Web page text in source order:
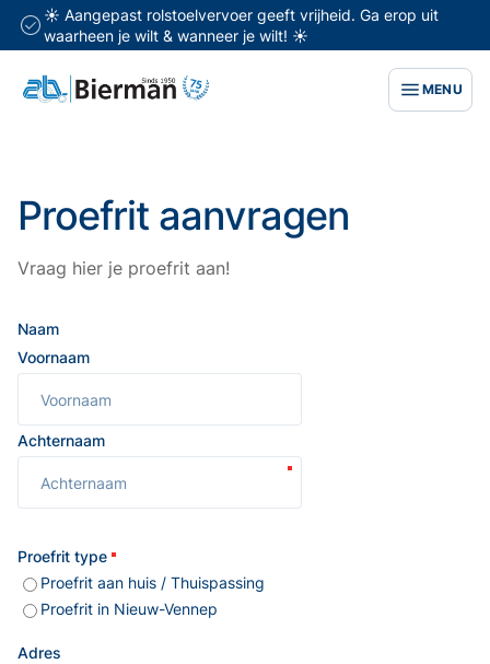
☀️ Aangepast rolstoelvervoer geeft vrijheid. Ga erop uit
waarheen je wilt & wanneer je wilt! ☀️
MENU
Proefrit aanvragen
Vraag hier je proefrit aan!
Naam
Voornaam
Achternaam
Proefrit type
Proefrit aan huis / Thuispassing
Proefrit in Nieuw-Vennep
Adres